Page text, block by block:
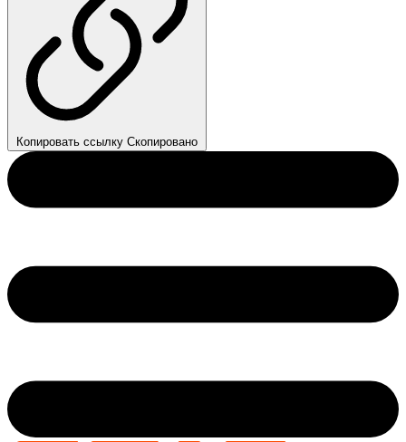
Копировать ссылку Скопировано